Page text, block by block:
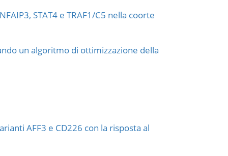
STAT4 e TRAF1/C5 nella coorte
un algoritmo di ottimizzazione della
AFF3 e CD226 con la risposta al